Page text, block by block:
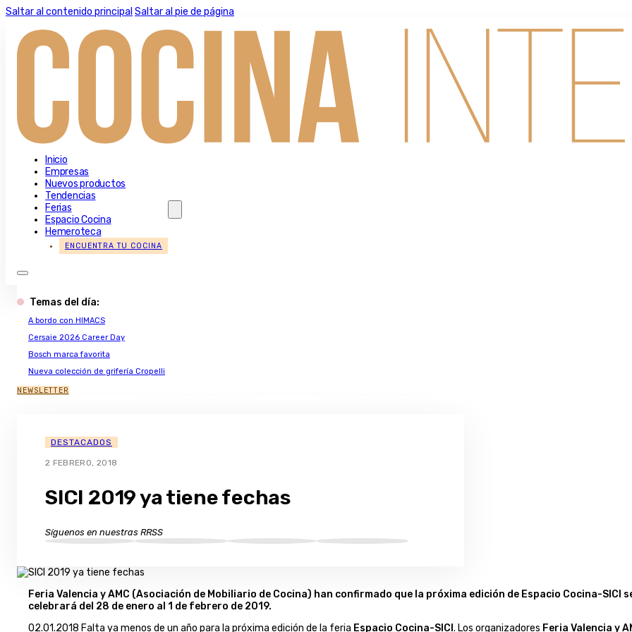
Saltar al contenido principal Saltar al pie de página
Inicio
Empresas
Nuevos productos
Tendencias
Ferias
Espacio Cocina
Hemeroteca
ENCUENTRA TU COCINA
Temas del día:
A bordo con HIMACS
Cersaie 2026 Career Day
Bosch marca favorita
Nueva colección de grifería Cropelli
NEWSLETTER
DESTACADOS
2 FEBRERO, 2018
SICI 2019 ya tiene fechas
Síguenos en nuestras RRSS
Feria Valencia y AMC (Asociación de Mobiliario de Cocina) han confirmado que la próxima edición de Espacio Cocina-SICI
celebrará del 28 de enero al 1 de febrero de 2019.
02.01.2018 Falta ya menos de un año para la próxima edición de la feria Espacio Cocina-SICI . Los organizadores Feria Valencia y